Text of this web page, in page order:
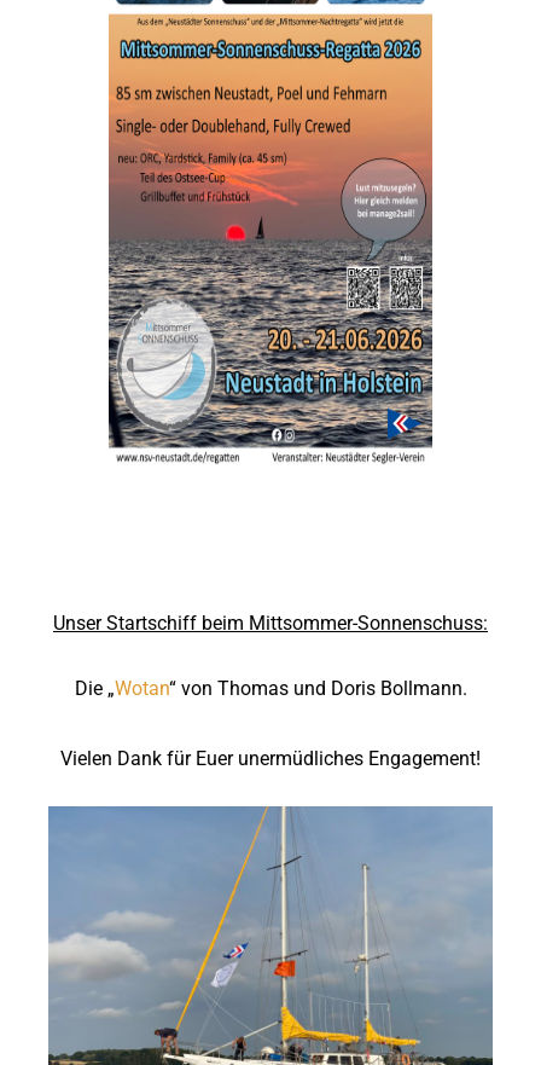
Unser Startschiff beim Mittsommer-Sonnenschuss:
Die „Wotan“ von Thomas und Doris Bollmann.
Vielen Dank für Euer unermüdliches Engagement!